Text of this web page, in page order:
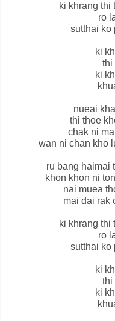
ki khrang thi
ro
sutthai ko
ki
thi
ki
nueai
thi thoe
chak ni
wan ni chan kho
ru bang haimai
khon khon ni
nai muea
mai dai rak
ki khrang thi
ro
sutthai ko
ki
thi
ki